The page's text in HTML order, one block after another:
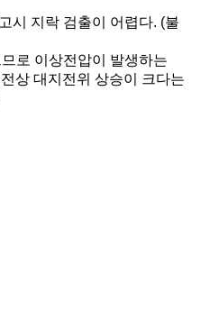
시 지락 검출이 어렵다. (불
로 이상전압이 발생하는
상 대지전위 상승이 크다는